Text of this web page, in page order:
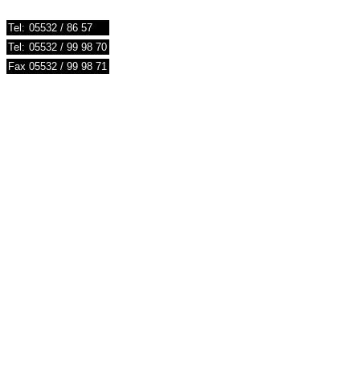
Tel: 05532 / 86 57
Tel: 05532 / 99 98 70
Fax 05532 / 99 98 71